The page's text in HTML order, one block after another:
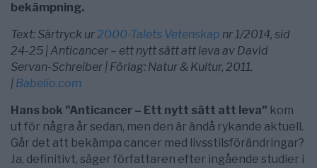
bekämpning.
Text: Särtryck ur2000-Talets Vetenskap nr 1/2014, sid
24-25 | Anticancer – ett nytt sätt att leva av David
Servan-Schreiber | Förlag: Natur & Kultur, 2011.
| Babelio.com
Hans bok ”Anticancer – Ett nytt sätt att leva” kom
ut för några år sedan, men den är ändå rykande aktuell.
Går det att bekämpa cancer med livsstilsförändringar?
Ja, definitivt, säger författaren efter ingående studier i